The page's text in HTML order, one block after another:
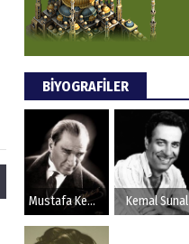
Tülay Pay
EMPERYALİZMİN TOPLU
HİPNOZU
EVREN MUMCU
BİYOGRAFİLER
Mustafa Kemal Atatürk Kemal Sunal